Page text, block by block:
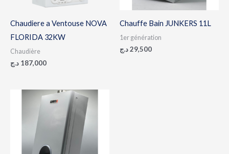
Chaudiere a Ventouse NOVA
FLORIDA 32KW
Chaudière
187,000 د.ج
Chauffe Bain JUNKERS 11L
1er génération
29,500د.ج